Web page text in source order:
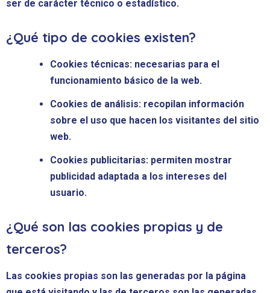
ser de carácter técnico o estadístico.
¿Qué tipo de cookies existen?
Cookies técnicas: necesarias para el
funcionamiento básico de la web.
Cookies de análisis: recopilan información
sobre el uso que hacen los visitantes del sitio
web.
Cookies publicitarias: permiten mostrar
publicidad adaptada a los intereses del
usuario.
¿Qué son las cookies propias y de
terceros?
Las cookies propias son las generadas por la página